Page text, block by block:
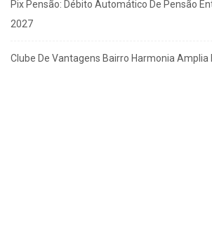
Pix Pensão: Débito Automático De Pensão
2027
Clube De Vantagens Bairro Harmonia Amplia